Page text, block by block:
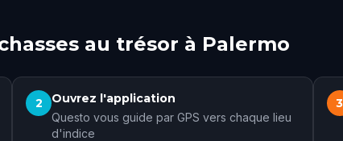
au trésor à Palermo
2 Ouvrez l'application
Questo vous guide par GPS vers chaque lieu
d'indice
3